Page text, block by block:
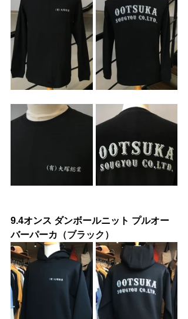
9.4オンス ダンボールニット プルオー
バーパーカ （ブラック）